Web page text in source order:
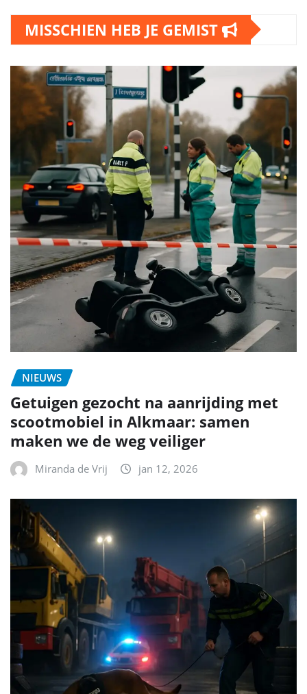
MISSCHIEN HEB JE GEMIST
NIEUWS
Getuigen gezocht na aanrijding met
scootmobiel in Alkmaar: samen
maken we de weg veiliger
Miranda de Vrij jan 12, 2026